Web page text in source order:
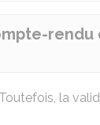
rendu
la